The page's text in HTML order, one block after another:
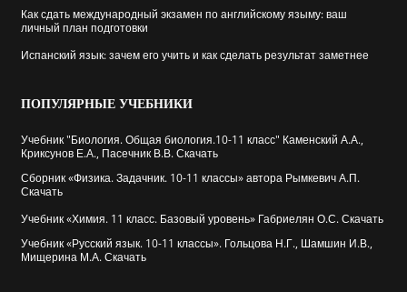
Как сдать международный экзамен по английскому языму: ваш
личный план подготовки
Испанский язык: зачем его учить и как сделать результат заметнее
ПОПУЛЯРНЫЕ УЧЕБНИКИ
Учебник "Биология. Общая биология.10-11 класс" Каменский А.А.,
Криксунов Е.А., Пасечник В.В. Скачать
Сборник «Физика. Задачник. 10-11 классы» автора Рымкевич А.П.
Скачать
Учебник «Химия. 11 класс. Базовый уровень» Габриелян О.С. Скачать
Учебник «Русский язык. 10-11 классы». Гольцова Н.Г., Шамшин И.В.,
Мищерина М.А. Скачать